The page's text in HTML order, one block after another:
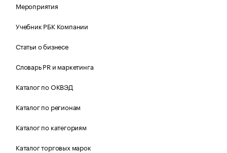
Мероприятия
Учебник РБК Компании
Статьи о бизнесе
Словарь PR и маркетинга
Каталог по ОКВЭД
Каталог по регионам
Каталог по категориям
Каталог торговых марок